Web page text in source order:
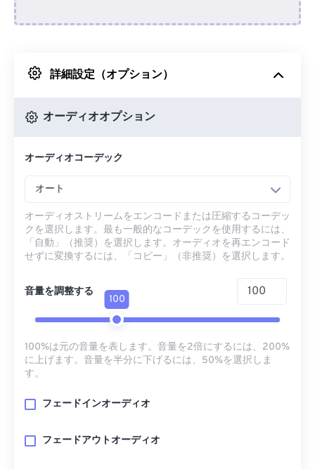
Googleドライブから
詳細設定（オプション）
オーディオオプション
オーディオコーデック
オート
オーディオストリームをエンコードまたは圧縮するコーデッ
クを選択します。最も一般的なコーデックを使用するには、
「自動」（推奨）を選択します。オーディオを再エンコード
せずに変換するには、「コピー」（非推奨）を選択します。
音量を調整する
100
100%は元の音量を表します。音量を2倍にするには、200%
に上げます。音量を半分に下げるには、50%を選択しま
す。
フェードインオーディオ
フェードアウトオーディオ